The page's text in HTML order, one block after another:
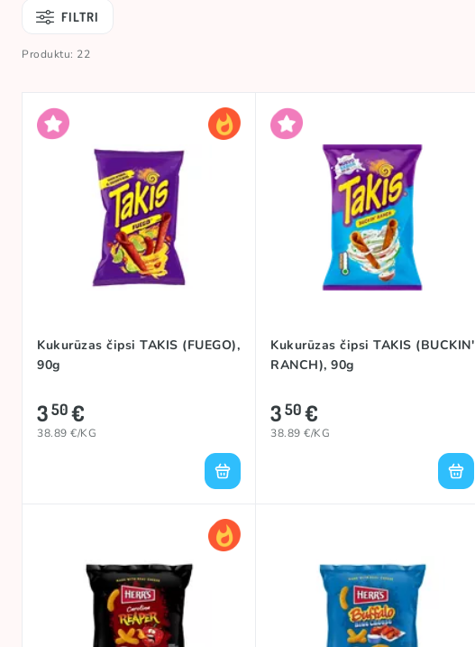
FILTRI
Produktu: 22
Kukurūzas čipsi TAKIS (FUEGO),
90g
350€
38.89 €/KG
Kukurūzas čipsi TAKIS (BUCKIN'
RANCH), 90g
350€
38.89 €/KG